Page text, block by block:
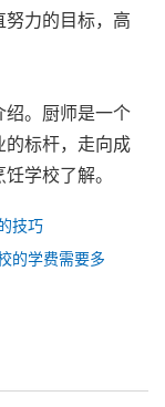
努力的目标，高
。厨师是一个
的标杆，走向成
学校了解。
技巧
的学费需要多